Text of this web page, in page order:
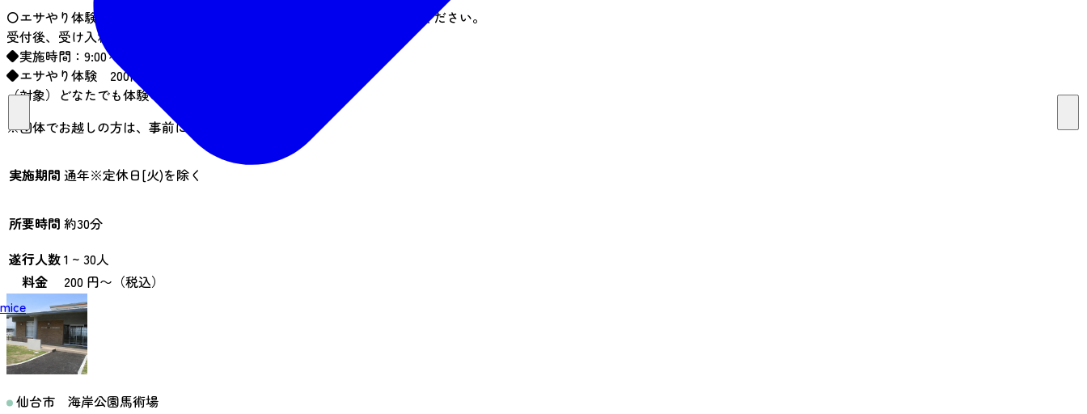
mice
〇エサやり体験をご希望の方は、下記実施時間内に馬術場受付へお越しください。
受付後、受け入れ準備が整い次第、順次、拡充してまいります。
◆実施時間：9:00～16:00
◆エサやり体験 200円／1ペレット
（対象）どなたでも体験いただけます
※団体でお越しの方は、事前にご連絡ください。
実施期間 通年※定休日[火)を除く
所要時間 約30分
遂行人数1 ~ 30人
料金
200 円〜（税込）
仙台市 海岸公園馬術場